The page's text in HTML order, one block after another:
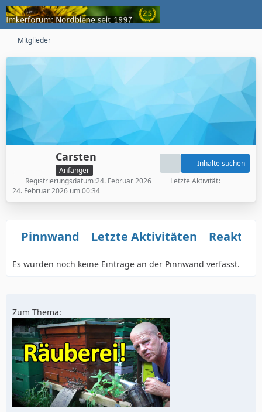
Mitglieder
Carsten
Anfänger
Inhalte suchen
Registrierungsdatum 24. Februar 2026
Letzte Aktivität
24. Februar 2026 um 00:34
Pinnwand Letzte Aktivitäten
Es wurden noch keine Einträge an der Pinnwand verfasst.
Zum Thema: